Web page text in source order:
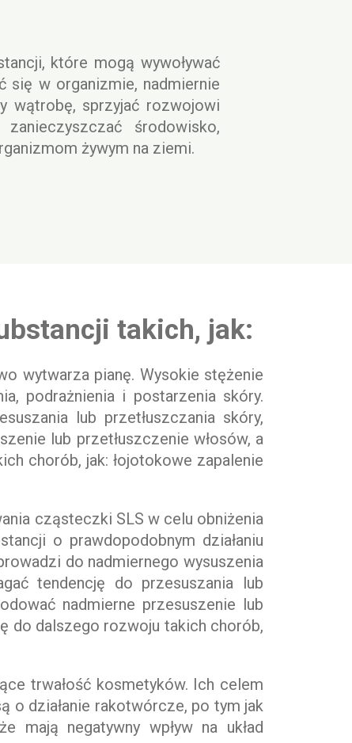
które mogą wywoływać
się w organizmie, nadmiernie
wątrobę, sprzyjać rozwojowi
środowisko,
żywym na ziemi.
takich, jak:
wytwarza pianę. Wysokie stężenie
podrażnienia i postarzenia skóry.
lub przetłuszczania skóry,
lub przetłuszczenie włosów, a
chorób, jak: łojotokowe zapalenie
cząsteczki SLS w celu obniżenia
o prawdopodobnym działaniu
do nadmiernego wysuszenia
tendencję do przesuszania lub
nadmierne przesuszenie lub
do dalszego rozwoju takich chorób,
trwałość kosmetyków. Ich celem
o działanie rakotwórcze, po tym jak
mają negatywny wpływ na układ